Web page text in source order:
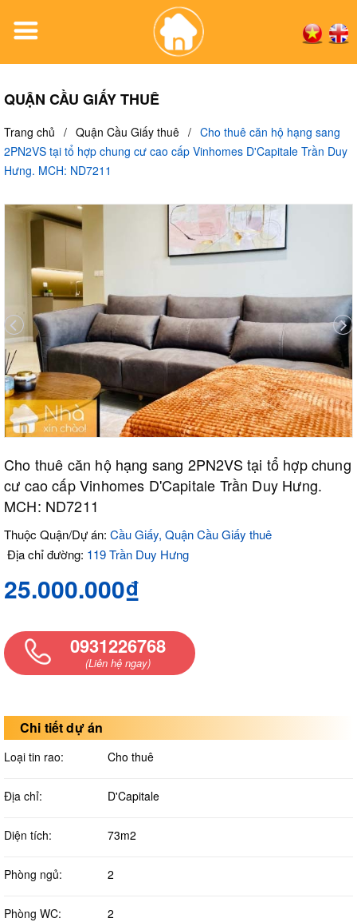
QUẬN CẦU GIẤY THUÊ
Trang chủ / Quận Cầu Giấy thuê / Cho thuê căn hộ hạng sang
2PN2VS tại tổ hợp chung cư cao cấp Vinhomes D'Capitale Trần Duy
Hưng. MCH: ND7211
Cho thuê căn hộ hạng sang 2PN2VS tại tổ hợp chung
cư cao cấp Vinhomes D'Capitale Trần Duy Hưng.
MCH: ND7211
Thuộc Quận/Dự án: Cầu Giấy, Quận Cầu Giấy thuê
Địa chỉ đường: 119 Trần Duy Hưng
25.000.000₫
0931226768
(Liên hệ ngay)
Chi tiết dự án
Loại tin rao: Cho thuê
Địa chỉ: D'Capitale
Diện tích: 73m2
Phòng ngủ: 2
Phòng WC: 2